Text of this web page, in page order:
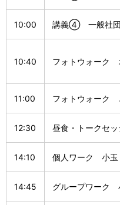
10:00 講義④ 一般社
10:40 フォトウォーク
11:00 フォトウォー
12:30 昼食・トークセ
14:10 個人ワーク 小
14:45 グループワーク